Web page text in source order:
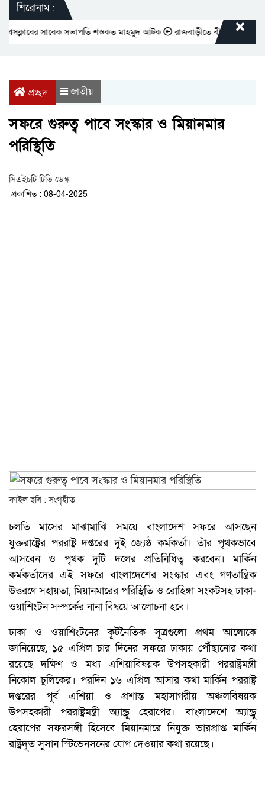
শিরোনাম :
সাবেক সভাপতি শওকত মাহমুদ আটক রাজবাড়ীতে বীর মুক্তিযোদ্ধাদের
প্রচ্ছদ জাতীয়
সফরে গুরুত্ব পাবে সংস্কার ও মিয়ানমার
পরিস্থিতি
সিএইচটি টিভি ডেস্ক
প্রকাশিত : 08-04-2025
ফাইল ছবি : সংগৃহীত
চলতি মাসের মাঝামাঝি সময়ে বাংলাদেশ সফরে আসছেন
যুক্তরাষ্ট্রের পররাষ্ট্র দপ্তরের দুই জ্যেষ্ঠ কর্মকর্তা। তাঁর পৃথকভাবে
আসবেন ও পৃথক দুটি দলের প্রতিনিধিত্ব করবেন। মার্কিন
কর্মকর্তাদের এই সফরে বাংলাদেশের সংস্কার এবং গণতান্ত্রিক
উত্তরণে সহায়তা, মিয়ানমারের পরিস্থিতি ও রোহিঙ্গা সংকটসহ ঢাকা-
ওয়াশিংটন সম্পর্কের নানা বিষয়ে আলোচনা হবে।
ঢাকা ও ওয়াশিংটনের কূটনৈতিক সূত্রগুলো প্রথম আলোকে
জানিয়েছে, ১৫ এপ্রিল চার দিনের সফরে ঢাকায় পৌঁছানোর কথা
রয়েছে দক্ষিণ ও মধ্য এশিয়াবিষয়ক উপসহকারী পররাষ্ট্রমন্ত্রী
নিকোল চুলিকের। পরদিন ১৬ এপ্রিল আসার কথা মার্কিন পররাষ্ট্র
দপ্তরের পূর্ব এশিয়া ও প্রশান্ত মহাসাগরীয় অঞ্চলবিষয়ক
উপসহকারী পররাষ্ট্রমন্ত্রী অ্যান্ড্রু হেরাপের। বাংলাদেশে অ্যান্ড্রু
হেরাপের সফরসঙ্গী হিসেবে মিয়ানমারে নিযুক্ত ভারপ্রাপ্ত মার্কিন
রাষ্ট্রদূত সুসান স্টিভেনসনের যোগ দেওয়ার কথা রয়েছে।